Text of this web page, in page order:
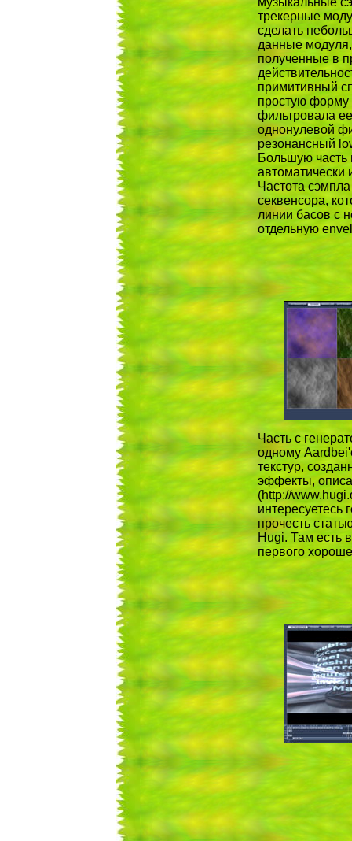
трекерные
сделать
данные модуля,
полученные в
примитивный
простую форму
фильтровала
однонулевой
резонансный
Большую часть
автоматически
Частота
секвенсора,
линии басов с
отдельную
Часть с
одному
текстур,
эффекты,
(http://
интересуетесь
прочесть
Hugi. Там есть
первого